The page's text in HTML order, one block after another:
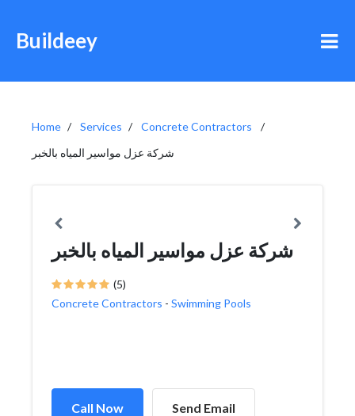
Buildeey
Home Services
Concrete Contractors
شركة عزل مواسير المياه بالخبر
شركة عزل مواسير المياه بالخبر
(5)
Concrete Contractors - Swimming Pools
Call Now Send Email